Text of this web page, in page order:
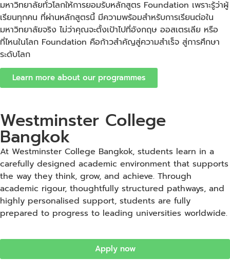
มหาวิทยาลัยทั่วโลกให้การยอมรับหลักสูตร Foundation เพราะรู้ว่าผู้
เรียนทุกคน ที่ผ่านหลักสูตรนี้ มีความพร้อมสำหรับการเรียนต่อใน
มหาวิทยาลัยจริง ไม่ว่าคุณจะตั้งเป้าไปที่อังกฤษ ออสเตรเลีย หรือ
ที่ไหนในโลก Foundation คือก้าวสำคัญสู่ความสำเร็จ สู่การศึกษา
ระดับโลก
Learn more about our programmes
Westminster College
Bangkok
At Westminster College Bangkok, students learn in a
carefully designed academic environment that supports
the way they think, grow, and achieve. Through
academic rigour, thoughtfully structured pathways, and
highly personalised support, students are fully
prepared to progress to leading universities worldwide.
Apply now